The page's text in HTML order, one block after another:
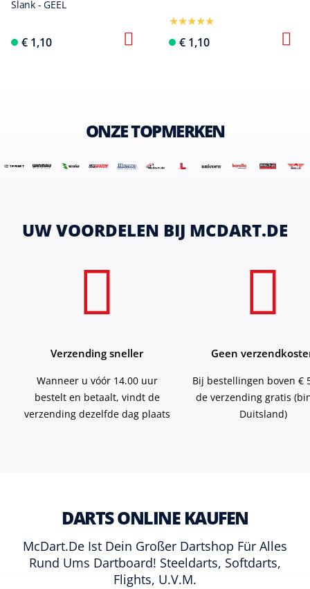
Slank - GEEL
€ 1,10 € 1,10
ONZE TOPMERKEN
UW VOORDELEN BIJ MCDART.DE
Verzending sneller
Wanneer u vóór 14.00 uur
bestelt en betaalt, vindt de
verzending dezelfde dag plaats
Geen
Bij bestellingen boven €
de verzending gratis
Duitsland)
DARTS ONLINE KAUFEN
McDart.de Ist Dein Großer Dartshop Für Alles
Rund Ums Dartboard! Steeldarts, Softdarts,
Flights, U.v.m.